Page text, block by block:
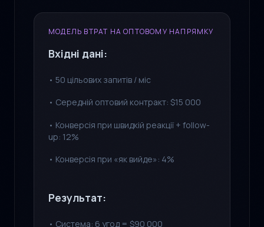
МОДЕЛЬ ВТРАТ НА ОПТОВОМУ НАПРЯМКУ
Вхідні дані:
• 50 цільових запитів / міс
• Середній оптовий контракт: $15 000
• Конверсія при швидкій реакції + follow-
up: 12%
• Конверсія при «як вийде»: 4%
Результат:
• Система: 6 угод = $90 000